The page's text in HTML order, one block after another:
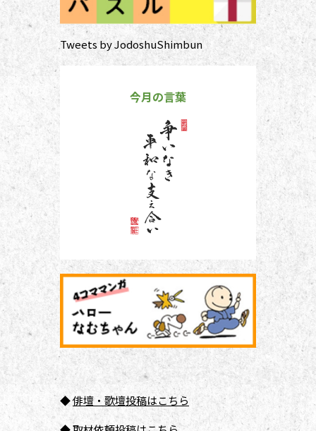
Tweets by JodoshuShimbun
今月の言葉
◆俳壇 ・歌壇投稿はこちら